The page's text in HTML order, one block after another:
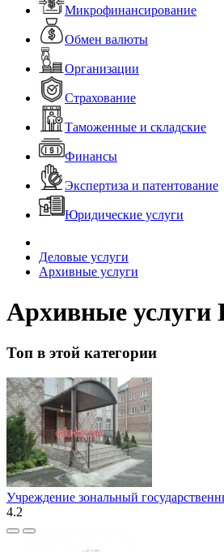
Микрофинансирование
Обмен валюты
Организации
Страхование
Таможенные и складские
Финансы
Экспертиза и патентование
Юридические услуги
Деловые услуги
Архивные услуги
Архивные услуги
Топ в этой категории
Учреждение зональный
4.2